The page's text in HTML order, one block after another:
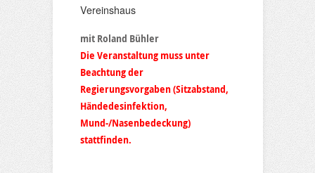
Vereinshaus
mit Roland Bühler
Die Veranstaltung muss unter
Beachtung der
Regierungsvorgaben (Sitzabstand,
Händedesinfektion,
Mund-/Nasenbedeckung)
stattfinden.